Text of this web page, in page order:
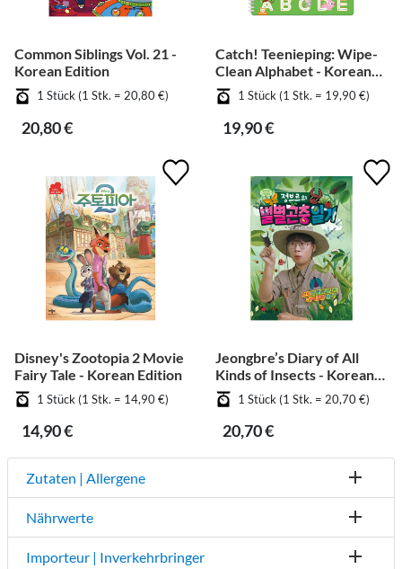
Common Siblings Vol. 21 -
Korean Edition
1 Stück (1 Stk. = 20,80 €)
20,80 €
Catch! Teenieping: Wipe-
Clean Alphabet - Korean
Edition1 Stück (1 Stk. = 19,90 €)
19,90 €
Disney's Zootopia 2 Movie
Fairy Tale - Korean Edition
1 Stück (1 Stk. = 14,90 €)
14,90 €
Jeongbre’s Diary of All
Kinds of Insects - Korean
Edition1 Stück (1 Stk. = 20,70 €)
20,70 €
Zutaten | Allergene
Nährwerte
Importeur | Inverkehrbringer